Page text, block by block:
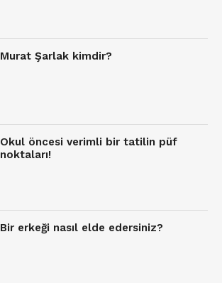
Murat Şarlak kimdir?
Okul öncesi verimli bir tatilin püf
noktaları!
Bir erkeği nasıl elde edersiniz?